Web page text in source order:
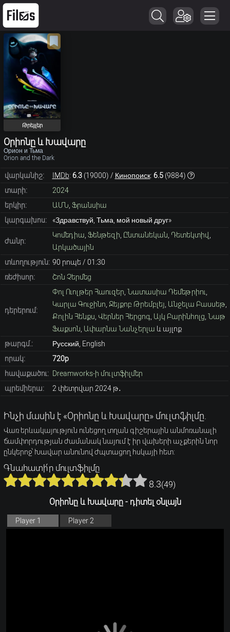
Թրեյլեր
Օրիոնը և Խավարը
Орион и Тьма
Orion and the Dark
վարկանիշ: IMDb: 6.3(19000) / Кинопоиск: 6.5(9884)
տարի:
2024
երկիր:
ԱՄՆ Ֆրանսիա
կարգախոս:
«Здравствуй, Тьма, мой новый друг»
ժանր:
Կոմեդիա Ֆենթեզի Ընտանեկան Դետեկտիվ
Արկածային
տևողություն: 90 րոպե / 01։30
ռեժիսոր:
Շոն Չերմեց
դերերում:
Փոլ Ուոլթեր Հաուզեր Նատասիա Դեմեթրիու
Կարլա Գուջինո Ջեյքոբ Թրեմբլեյ Անջելա Բասսեթ,
Քոլին Հենքս Վերներ Հերցոգ Այկ Բարինհոլց Նաթ
Ֆաքսոն Ափարնա Նանչերլա և այլոք
թարգմ.:
Русский, English
որակ:
720p
հավաքածու: Dreamworks-ի մուլտֆիլմեր
պրեմիերա:
2 փետրվար 2024 թ․
Ինչի մասին է «Օրիոնը և Խավարը» մուլտֆիլմը.
Վառ երևակայություն ունեցող տղան գիշերային անմոռանալի
ճամփորդության ժամանակ նայում է իր վախերի աչքերին նոր
ընկերոջ՝ Խավար անունով ժպտացող հսկայի հետ:
Գնահատի՛ր մուլտֆիլմը
8.3(49)
Օրիոնը և Խավարը - դիտել օնլայն
Player 1 Player 2